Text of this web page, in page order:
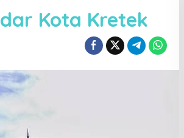
Kota Kretek